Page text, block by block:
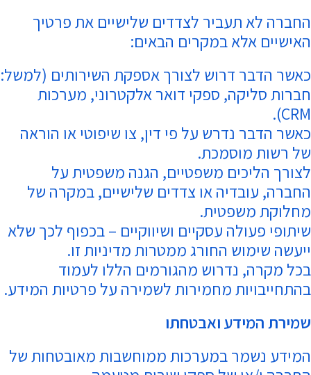
החברה לא תעביר לצדדים שלישיים את פרטיך
האישיים אלא במקרים הבאים:
כאשר הדבר דרוש לצורך אספקת השירותים (למשל:
חברות סליקה, ספקי דואר אלקטרוני, מערכות
CRM).
כאשר הדבר נדרש על פי דין, צו שיפוטי או הוראה
של רשות מוסמכת.
לצורך הליכים משפטיים, הגנה משפטית על
החברה, עובדיה או צדדים שלישיים, במקרה של
מחלוקת משפטית.
שיתופי פעולה עסקיים ושיווקיים – בכפוף לכך שלא
ייעשה שימוש החורג ממטרות מדיניות זו.
בכל מקרה, נדרוש מהגורמים הללו לעמוד
בהתחייבויות מחמירות לשמירה על פרטיות המידע.
שמירת המידע ואבטחתו
המידע נשמר במערכות ממוחשבות מאובטחות של